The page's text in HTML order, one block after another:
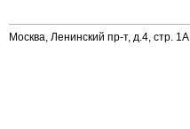
Москва, Ленинский пр-т, д.4, стр. 1А